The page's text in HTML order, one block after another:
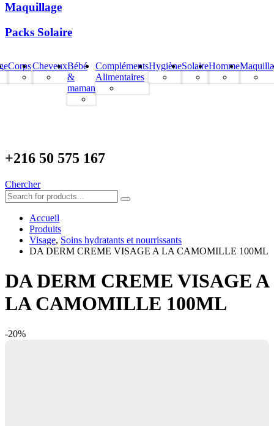
Maquillage
Packs Solaire
CorpsCheveuxBébé
&
maman
Compléments
Alimentaires
HygièneSolaireHomme
+216 50 575 167
Chercher
Accueil
Produits
Visage, Soins hydratants et nourrissants
DA DERM CREME VISAGE A LA CAMOMILLE 100ML
DA DERM CREME VISAGE A
LA CAMOMILLE 100ML
-20%